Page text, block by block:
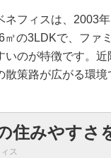
ネフィスは、2003
の3LDKで、ファ
いのが特徴です。
策路が広がる環境
住みやすさ
ス